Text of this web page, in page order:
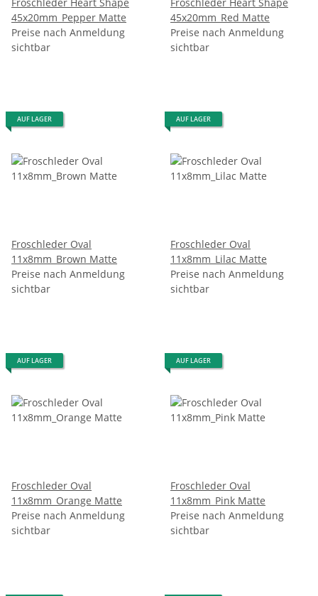
45x20mm_Pepper Matte
Preise nach Anmeldung
sichtbar
45x20mm_Red Matte
Preise nach Anmeldung
sichtbar
AUF LAGER
Froschleder Oval
11x8mm_Brown Matte
Preise nach Anmeldung
sichtbar
AUF LAGER
Froschleder Oval
11x8mm_Lilac Matte
Preise nach Anmeldung
sichtbar
AUF LAGER
Froschleder Oval
11x8mm_Orange Matte
Preise nach Anmeldung
sichtbar
AUF LAGER
Froschleder Oval
11x8mm_Pink Matte
Preise nach Anmeldung
sichtbar